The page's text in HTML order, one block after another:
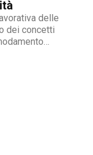
delle
dei concetti